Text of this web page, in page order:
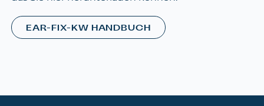
EAR-FIX-KW HANDBUCH